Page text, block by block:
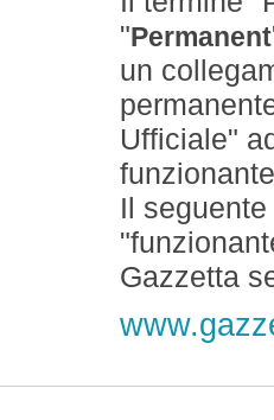
" Permanent
un
Ufficiale"
Il
Gazzetta